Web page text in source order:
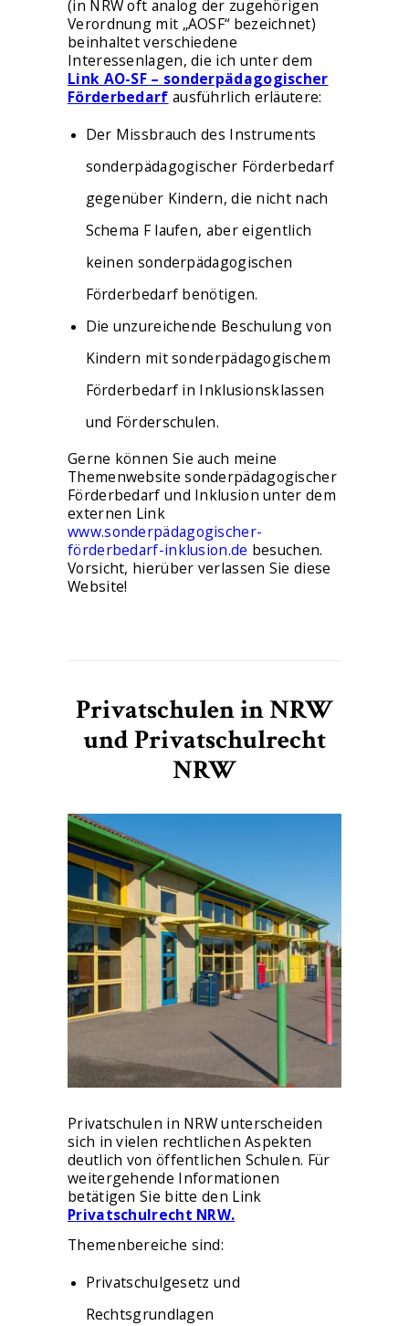
(in NRW oft analog der zugehörigen
Verordnung mit „AOSF“ bezeichnet)
beinhaltet verschiedene
Interessenlagen, die ich unter dem
Link AO-SF – sonderpädagogischer
Förderbedarf ausführlich erläutere:
Der Missbrauch des Instruments
sonderpädagogischer Förderbedarf
gegenüber Kindern, die nicht nach
Schema F laufen, aber eigentlich
keinen sonderpädagogischen
Förderbedarf benötigen.
Die unzureichende Beschulung von
Kindern mit sonderpädagogischem
Förderbedarf in Inklusionsklassen
und Förderschulen.
Gerne können Sie auch meine
Themenwebsite sonderpädagogischer
Förderbedarf und Inklusion unter dem
externen Link
www.sonderpädagogischer-
förderbedarf-inklusion.de besuchen.
Vorsicht, hierüber verlassen Sie diese
Website!
Privatschulen in NRW
und Privatschulrecht
NRW
Privatschulen in NRW unterscheiden
sich in vielen rechtlichen Aspekten
deutlich von öffentlichen Schulen. Für
weitergehende Informationen
betätigen Sie bitte den Link
Privatschulrecht NRW.
Themenbereiche sind:
Privatschulgesetz und
Rechtsgrundlagen